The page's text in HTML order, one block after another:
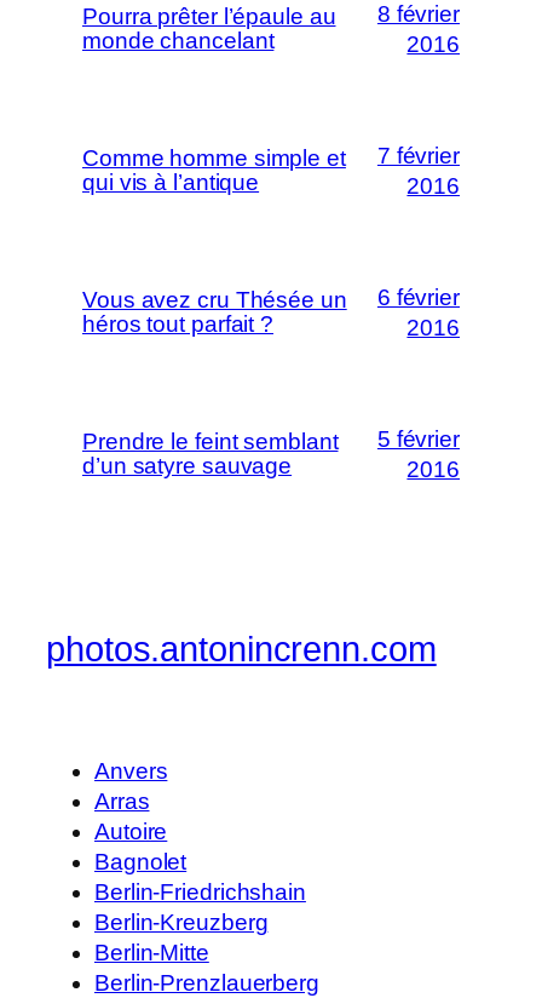
Pourra prêter l’épaule au
monde chancelant
8 février
2016
Comme homme simple et
qui vis à l’antique
7 février
2016
Vous avez cru Thésée un
héros tout parfait ?
6 février
2016
Prendre le feint semblant
d’un satyre sauvage
5 février
2016
photos.antonincrenn.com
Anvers
Arras
Autoire
Bagnolet
Berlin-Friedrichshain
Berlin-Kreuzberg
Berlin-Mitte
Berlin-Prenzlauerberg